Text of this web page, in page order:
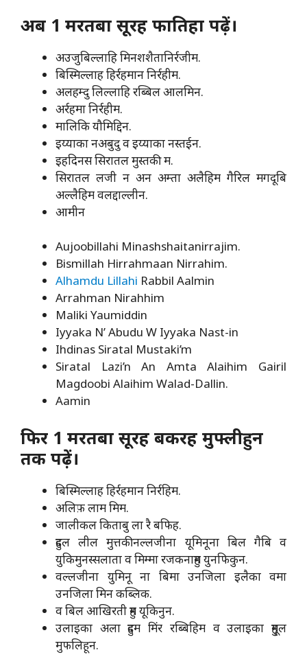
अब 1 मरतबा सूरह फातिहा पढ़ें।
अउजुबिल्लाहि मिनशशैतानिर्रजीम.
बिस्मिल्लाह हिर्रहमान निर्रहीम.
अलहम्दु लिल्लाहि रब्बिल आलमिन.
अर्रहमा निर्रहीम.
मालिकि यौमिद्दिन.
इय्याका नअबुदु व इय्याका नस्तईन.
इहदिनस सिरातल मुस्तकी म.
सिरातल लजी न अन अम्ता अलैहिम गैरिल मगदूबि
अल्लैहिम वलद्दाल्लीन.
आमीन
Aujoobillahi Minashshaitanirrajim.
Bismillah Hirrahmaan Nirrahim.
Alhamdu Lillahi Rabbil Aalmin
Arrahman Nirahhim
Maliki Yaumiddin
Iyyaka N’ Abudu W Iyyaka Nast-in
Ihdinas Siratal Mustaki’m
Siratal Lazi’n An Amta Alaihim Gairil
Magdoobi Alaihim Walad-Dallin.
Aamin
फिर 1 मरतबा सूरह बकरह मुफ्लीहुन
तक पढ़ें।
बिस्मिल्लाह हिर्रहमान निर्रहिम.
अलिफ़ लाम मिम.
जालीकल किताबु ला रै बफिह.
हुदल लील मुत्तकीनल्लजीना यूमिनूना बिल गैबि व
युकिमुनस्सलाता व मिम्मा रजकनाहुम युनफिकुन.
वल्लजीना युमिनू ना बिमा उनजिला इलैका वमा
उनजिला मिन कब्लिक.
व बिल आखिरती हुम यूकिनुन.
उलाइका अला हुदम मिंर रब्बिहिम व उलाइका हुमूल
मुफलिहून.